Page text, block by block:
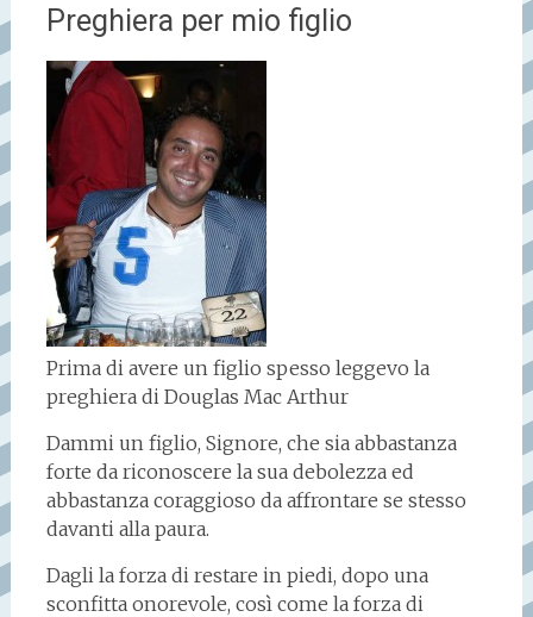
Preghiera per mio figlio
Prima di avere un figlio spesso leggevo la
preghiera di Douglas Mac Arthur
Dammi un figlio, Signore, che sia abbastanza
forte da riconoscere la sua debolezza ed
abbastanza coraggioso da affrontare se stesso
davanti alla paura.
Dagli la forza di restare in piedi, dopo una
sconfitta onorevole, così come la forza di